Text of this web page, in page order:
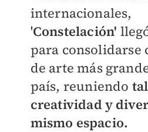
internacionales,
'Constelación'
para consolidarse
de arte más
país, reuniendo
creatividad y
mismo espacio.